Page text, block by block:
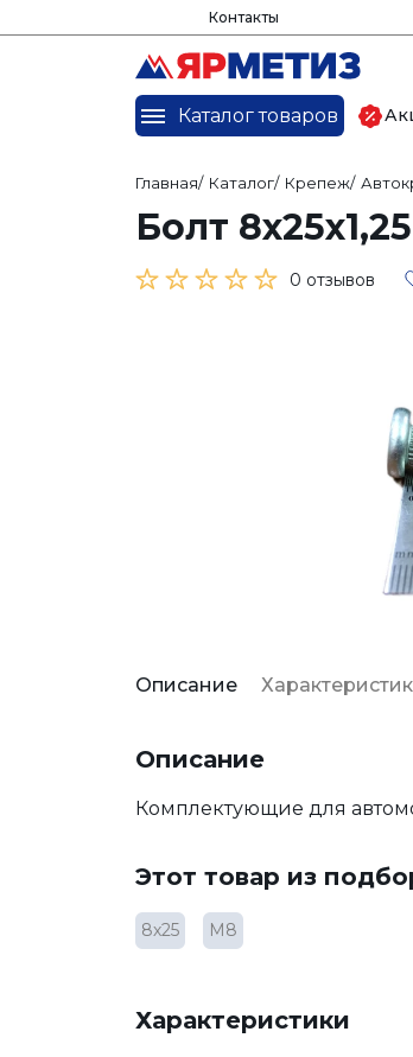
Контакты
Каталог товаров
Главная/ Каталог/ Крепеж/
Болт
0 отзывов
Описание
Описание
Комплектующие для
Этот товар из
8х25 М8
Характеристики